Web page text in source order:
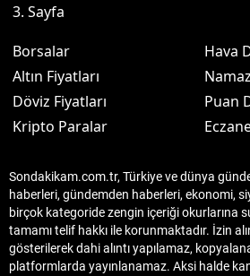
3. Sayfa
Borsalar
Altın Fiyatları
Döviz Fiyatları
Kripto Paralar
Hava
Puan
Sondakikam.com.tr, Türkiye ve dünya
haberleri, gündemden haberleri, ekonomi,
birçok kategoride zengin içeriği okurlarına
tamamı telif hakkı ile korunmaktadır. İzin
gösterilerek dahi alıntı yapılamaz,
platformlarda yayınlanamaz. Aksi halde